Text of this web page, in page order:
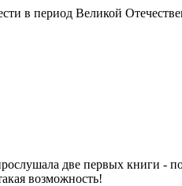
в период Великой
две первых книги -
возможность!